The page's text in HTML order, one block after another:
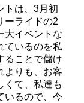
トは、3月初
ーライドの2
大イベントな
ているのを私
ることで儲け
よりも、お客
くて、私達も
いるので、今